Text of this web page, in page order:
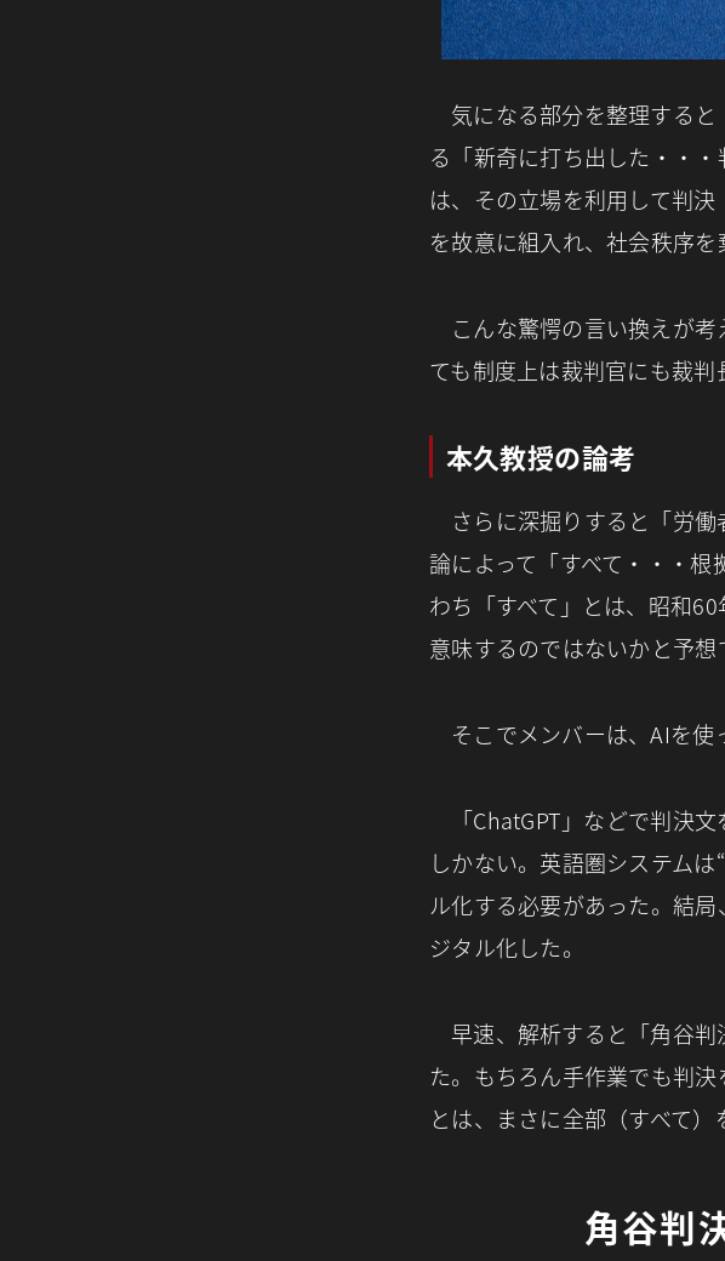
気になる部分を整理する
る「新奇に打ち出した・・
は、その立場を利用して判
を故意に組入れ、社会秩序を
こんな驚愕の言い換えが
ても制度上は裁判官にも裁判
本久教授の論考
さらに深掘りすると「労
論によって「すべて・・・
わち「すべて」とは、昭和
意味するのではないかと予想
そこでメンバーは、AIを使
「ChatGPT」などで判決
しかない。英語圏システム
ル化する必要があった。結
ジタル化した。
早速、解析すると「角谷
た。もちろん手作業でも判決
とは、まさに全部（すべて）
角谷判